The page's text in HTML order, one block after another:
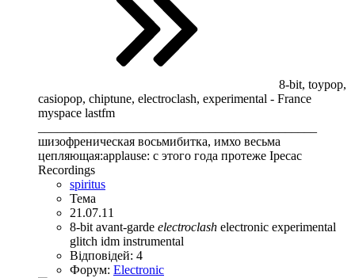
8-bit, toypop,
casiopop, chiptune, electroclash, experimental - France
myspace lastfm
шизофреническая восьмибитка, имхо весьма
цепляющая:applause: с этого года протеже Ipecac
Recordings
spiritus
Тема
21.07.11
8-bit avant-garde electroclash electronic experimental
glitch idm instrumental
Відповідей: 4
Форум: Electronic